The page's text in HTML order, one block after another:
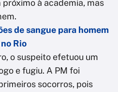
à academia, mas
de sangue para homem
Rio
o suspeito efetuou um
e fugiu. A PM foi
socorros, pois